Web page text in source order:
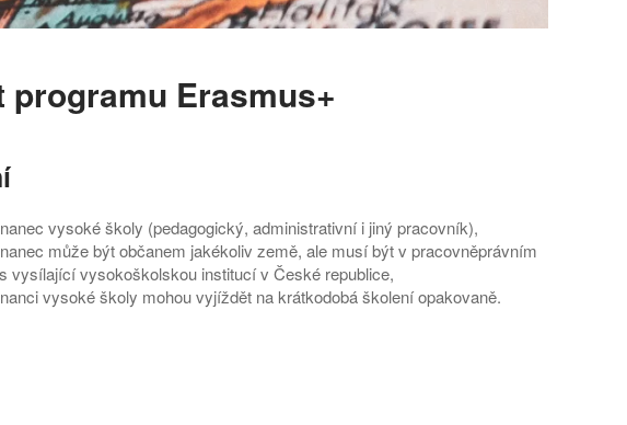
Erasmus+
vysoké školy (pedagogický, administrativní i jiný pracovník),
může být občanem jakékoliv země, ale musí být v pracovněprávním
vysílající vysokoškolskou institucí v České republice,
vysoké školy mohou vyjíždět na krátkodobá školení opakovaně.